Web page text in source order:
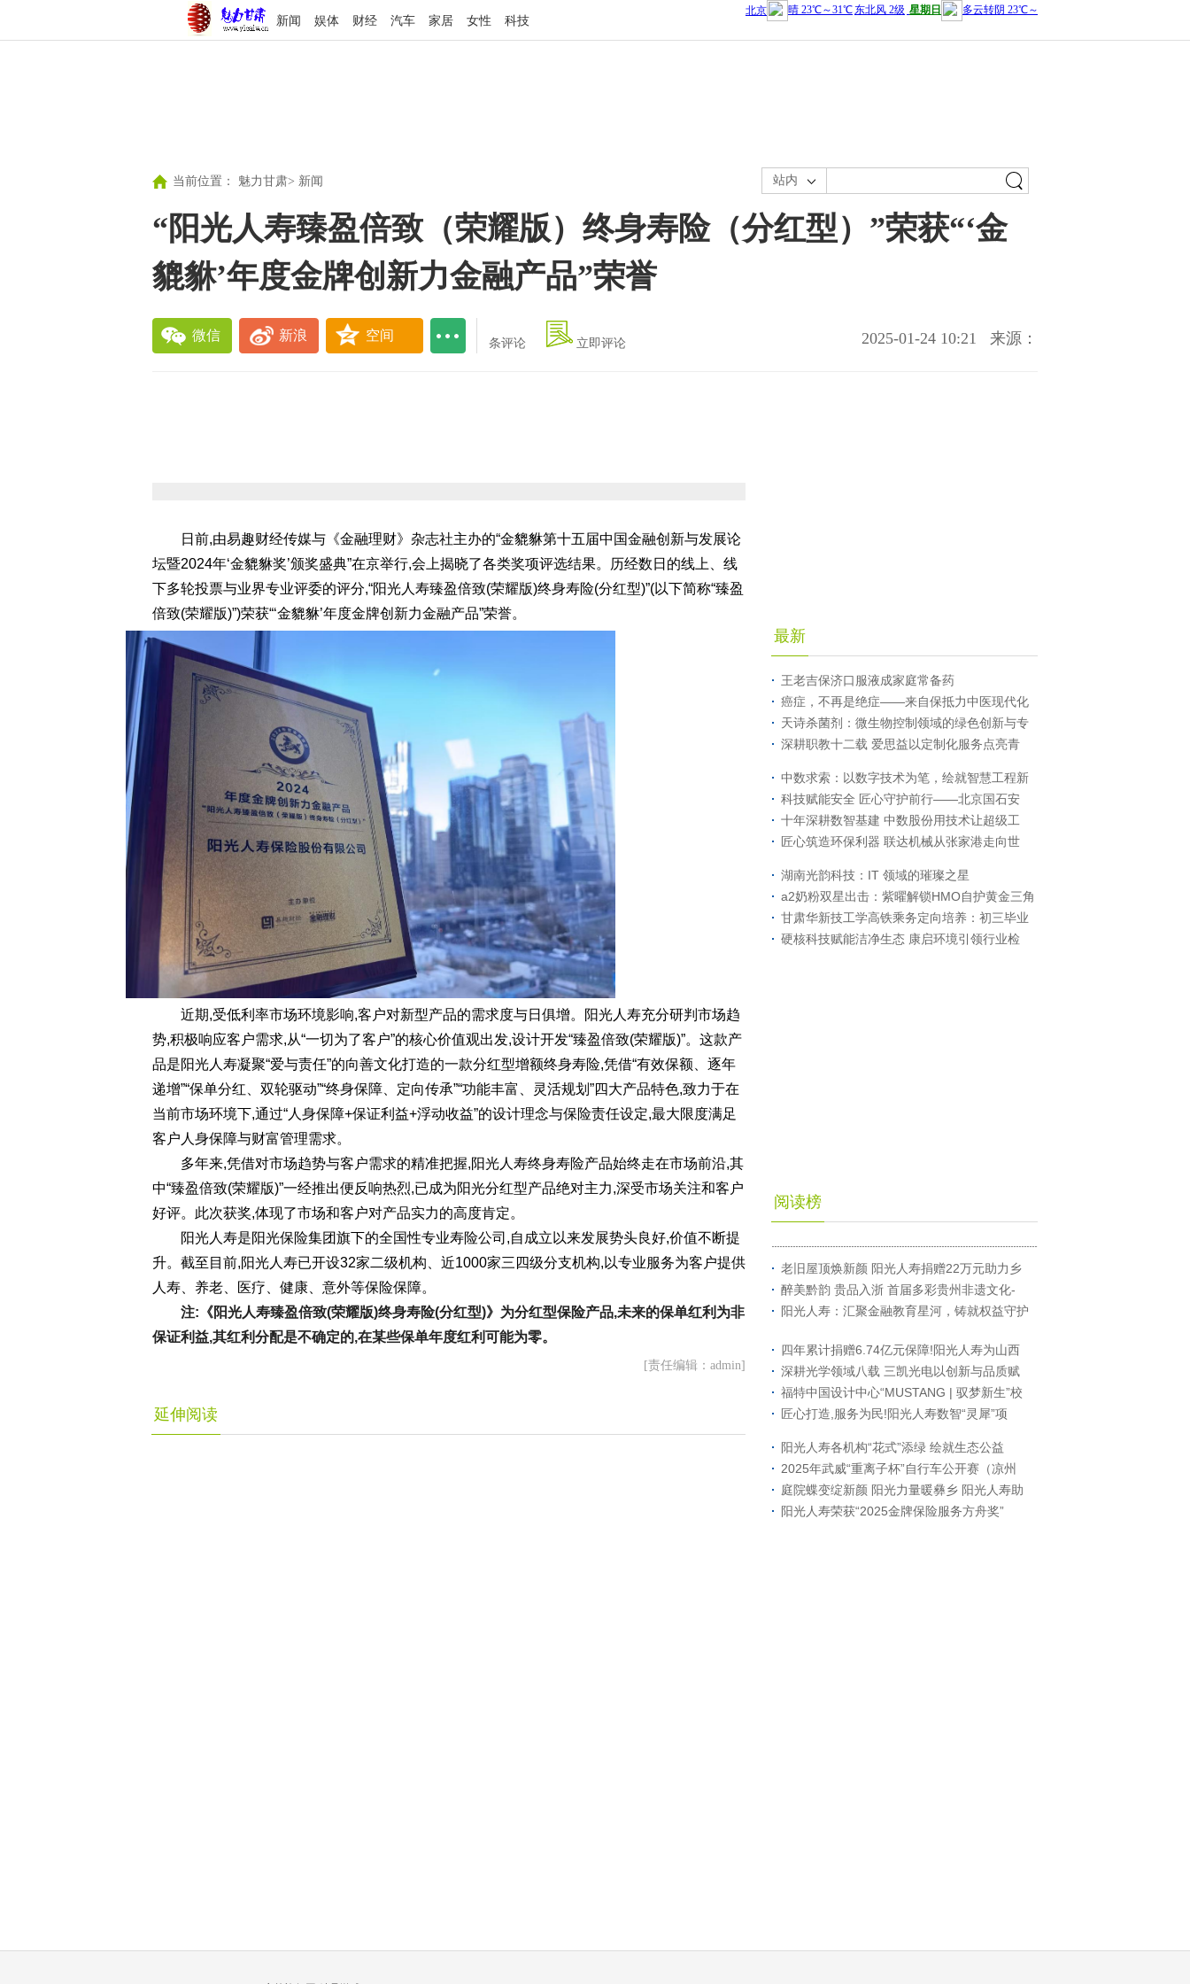
新闻 娱体 财经 汽车 家居 女性 科技
当前位置： 魅力甘肃> 新闻 站内
“阳光人寿臻盈倍致（荣耀版）终身寿险（分红型）”荣获“‘金
貔貅’年度金牌创新力金融产品”荣誉
微信 新浪 空间
条评论 立即评论 2025-01-24 10:21 来源：
日前,由易趣财经传媒与《金融理财》杂志社主办的“金貔貅第十五届中国金融创新与发展论
坛暨2024年‘金貔貅奖’颁奖盛典”在京举行,会上揭晓了各类奖项评选结果。历经数日的线上、线
下多轮投票与业界专业评委的评分,“阳光人寿臻盈倍致(荣耀版)终身寿险(分红型)”(以下简称“臻盈
倍致(荣耀版)”)荣获“‘金貔貅’年度金牌创新力金融产品”荣誉。
近期,受低利率市场环境影响,客户对新型产品的需求度与日俱增。阳光人寿充分研判市场趋
势,积极响应客户需求,从“一切为了客户”的核心价值观出发,设计开发“臻盈倍致(荣耀版)”。这款产
品是阳光人寿凝聚“爱与责任”的向善文化打造的一款分红型增额终身寿险,凭借“有效保额、逐年
递增”“保单分红、双轮驱动”“终身保障、定向传承”“功能丰富、灵活规划”四大产品特色,致力于在
当前市场环境下,通过“人身保障+保证利益+浮动收益”的设计理念与保险责任设定,最大限度满足
客户人身保障与财富管理需求。
多年来,凭借对市场趋势与客户需求的精准把握,阳光人寿终身寿险产品始终走在市场前沿,其
中“臻盈倍致(荣耀版)”一经推出便反响热烈,已成为阳光分红型产品绝对主力,深受市场关注和客户
好评。此次获奖,体现了市场和客户对产品实力的高度肯定。
阳光人寿是阳光保险集团旗下的全国性专业寿险公司,自成立以来发展势头良好,价值不断提
升。截至目前,阳光人寿已开设32家二级机构、近1000家三四级分支机构,以专业服务为客户提供
人寿、养老、医疗、健康、意外等保险保障。
注:《阳光人寿臻盈倍致(荣耀版)终身寿险(分红型)》为分红型保险产品,未来的保单红利为非
保证利益,其红利分配是不确定的,在某些保单年度红利可能为零。
[责任编辑：admin]
延伸阅读
最新
王老吉保济口服液成家庭常备药
癌症，不再是绝症——来自保抵力中医现代化
天诗杀菌剂：微生物控制领域的绿色创新与专
深耕职教十二载 爱思益以定制化服务点亮青
中数求索：以数字技术为笔，绘就智慧工程新
科技赋能安全 匠心守护前行——北京国石安
十年深耕数智基建 中数股份用技术让超级工
匠心筑造环保利器 联达机械从张家港走向世
湖南光韵科技：IT 领域的璀璨之星
a2奶粉双星出击：紫曜解锁HMO自护黄金三角
甘肃华新技工学高铁乘务定向培养：初三毕业
硬核科技赋能洁净生态 康启环境引领行业检
阅读榜
老旧屋顶焕新颜 阳光人寿捐赠22万元助力乡
醉美黔韵 贵品入浙 首届多彩贵州非遗文化-
阳光人寿：汇聚金融教育星河，铸就权益守护
四年累计捐赠6.74亿元保障!阳光人寿为山西
深耕光学领域八载 三凯光电以创新与品质赋
福特中国设计中心“MUSTANG | 驭梦新生”校
匠心打造,服务为民!阳光人寿数智“灵犀”项
阳光人寿各机构“花式”添绿 绘就生态公益
2025年武威“重离子杯”自行车公开赛（凉州
庭院蝶变绽新颜 阳光力量暖彝乡 阳光人寿助
阳光人寿荣获“2025金牌保险服务方舟奖”